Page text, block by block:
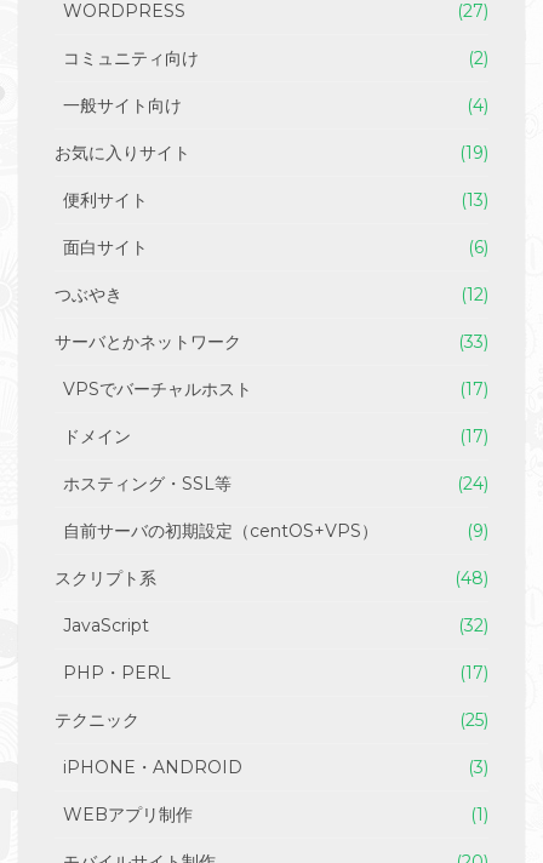
WORDPRESS (27)
コミュニティ向け (2)
一般サイト向け (4)
お気に入りサイト (19)
便利サイト (13)
面白サイト (6)
つぶやき (12)
サーバとかネットワーク (33)
VPSでバーチャルホスト (17)
ドメイン (17)
ホスティング・SSL等 (24)
自前サーバの初期設定（centOS+VPS） (9)
スクリプト系 (48)
JavaScript (32)
PHP・PERL (17)
テクニック (25)
iPHONE・ANDROID (3)
WEBアプリ制作 (1)